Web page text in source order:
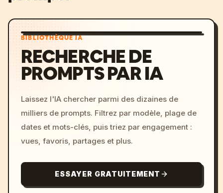
BIBLIOTHÈQUE IA
RECHERCHE DE
PROMPTS PAR IA
Laissez l'IA chercher parmi des dizaines de
milliers de prompts. Filtrez par modèle, plage de
dates et mots-clés, puis triez par engagement :
vues, favoris, partages et plus.
ESSAYER GRATUITEMENT